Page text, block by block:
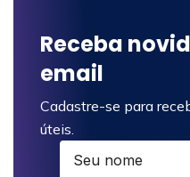
Receba
email
Cadastre-se para
úteis.